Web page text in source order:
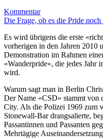
Kommentar
Die Frage, ob es die Pride
Es wird übrigens die erste
vorherigen in den Jahren 2010
Demonstration im Rahmen
«Wanderpride», die jedes Jahr
wird.
Warum sagt man in Berlin
Der Name «CSD» stammt von
City. Als die Polizei 1969 zum
Stonewall-Bar drangsalierte,
Passantinnen und Passanten
Mehrtägige